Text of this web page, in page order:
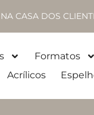
NA CASA DOS
Formatos
Acrílicos